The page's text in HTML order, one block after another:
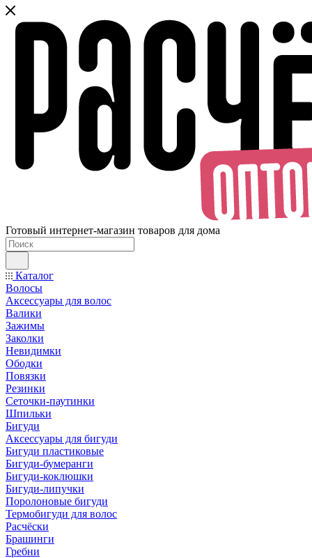
Готовый интернет-магазин товаров для дома
Каталог
Волосы
Аксессуары для волос
Валики
Зажимы
Заколки
Невидимки
Ободки
Повязки
Резинки
Сеточки-паутинки
Шпильки
Бигуди
Аксессуары для бигуди
Бигуди пластиковые
Бигуди-бумеранги
Бигуди-коклюшки
Бигуди-липучки
Поролоновые бигуди
Термобигуди для волос
Расчёски
Брашинги
Гребни